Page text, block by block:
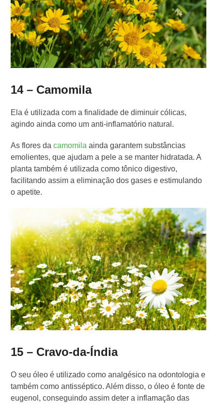
14 – Camomila
Ela é utilizada com a finalidade de diminuir cólicas,
agindo ainda como um anti-inflamatório natural.
As flores dacamomila ainda garantem substâncias
emolientes, que ajudam a pele a se manter hidratada. A
planta também é utilizada como tônico digestivo,
facilitando assim a eliminação dos gases e estimulando
o apetite.
15 – Cravo-da-Índia
O seu óleo é utilizado como analgésico na odontologia e
também como antisséptico. Além disso, o óleo é fonte de
eugenol, conseguindo assim deter a inflamação das